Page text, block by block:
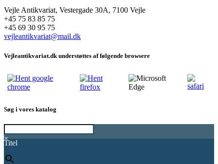
Vejle Antikvariat, Vestergade 30A, 7100 Vejle
+45 75 83 85 75
+45 69 30 95 75
vejleantikvariat@mail.dk
Vejleantikvariat.dk understøttes af følgende browsere
Søg i vores katalog
×
Titel